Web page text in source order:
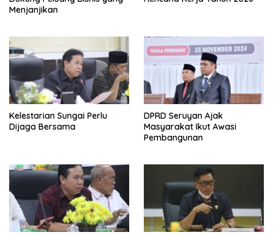
Menjanjikan
Kelestarian Sungai Perlu
Dijaga Bersama
DPRD Seruyan Ajak
Masyarakat Ikut Awasi
Pembangunan